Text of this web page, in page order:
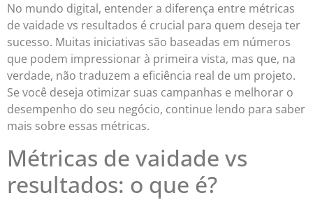
No mundo digital, entender a diferença entre métricas
de vaidade vs resultados é crucial para quem deseja ter
sucesso. Muitas iniciativas são baseadas em números
que podem impressionar à primeira vista, mas que, na
verdade, não traduzem a eficiência real de um projeto.
Se você deseja otimizar suas campanhas e melhorar o
desempenho do seu negócio, continue lendo para saber
mais sobre essas métricas.
Métricas de vaidade vs
resultados: o que é?